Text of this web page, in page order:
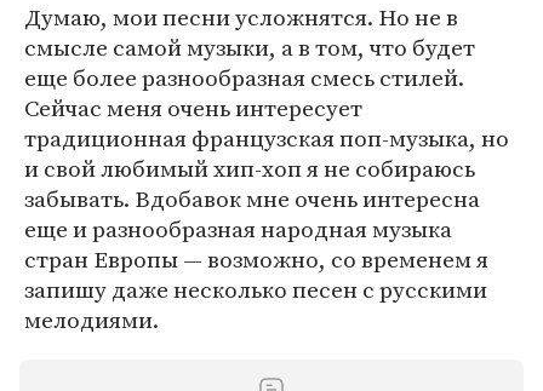
Думаю, мои песни усложнятся. Но не в
смысле самой музыки, а в том, что будет
еще более разнообразная смесь стилей.
Сейчас меня очень интересует
традиционная французская поп-музыка, но
и свой любимый хип-хоп я не собираюсь
забывать. Вдобавок мне очень интересна
еще и разнообразная народная музыка
стран Европы — возможно, со временем я
запишу даже несколько песен с русскими
мелодиями.